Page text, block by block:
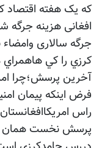
كه یک هفته اقتصاد
افغانی هزينه جرگه
جرگه سالاری
كرزي را كي هاهمراي
آخرین پرسش؛چرا
فرض اینکه پیمان
راس
پرسش نخست همان